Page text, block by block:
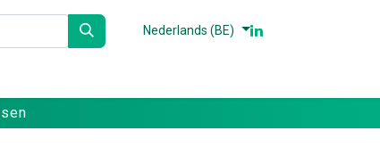
Nederlands (BE)